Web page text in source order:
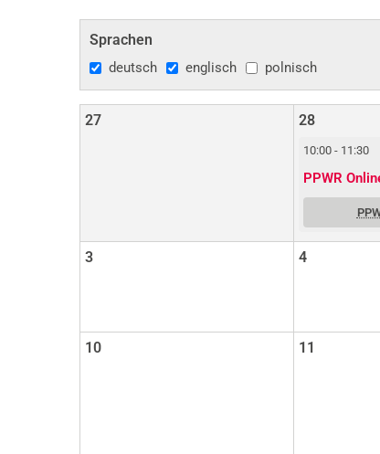
Sprachen
deutsch englisch polnisch
27 28
10:00 - 11:30
PPWR
3 4
10 11